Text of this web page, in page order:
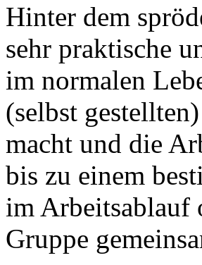
Hinter dem
sehr praktische
im normalen
(selbst
macht und die
bis zu einem
im Arbeitsablauf
Gruppe